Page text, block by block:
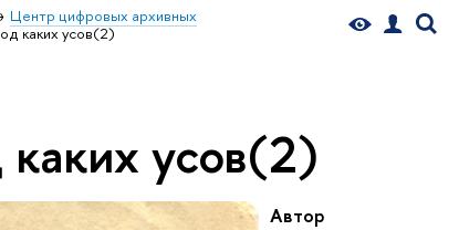
Центр цифровых архивных
каких усов(2)
усов(2)
Автор